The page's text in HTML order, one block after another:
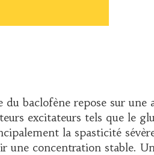
du baclofène repose sur
excitateurs tels que le
la spasticité
une concentration stable.